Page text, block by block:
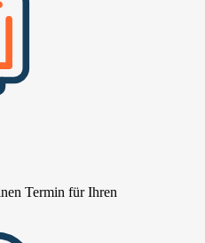
Termin für Ihren